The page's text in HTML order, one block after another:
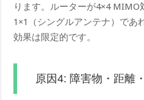
ります。ルーターが4×4
1×1（シングルアンテナ）であ
効果は限定的です。
原因4: 障害物・距離